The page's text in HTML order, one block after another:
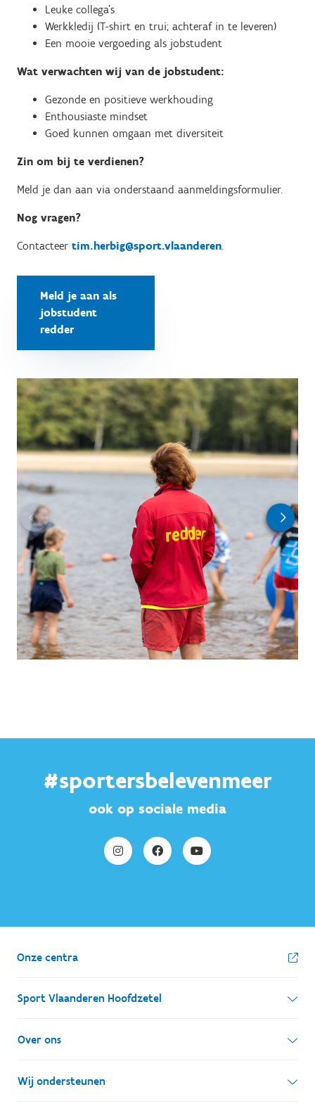
Leuke collega’s
Werkkledij (T-shirt en trui; achteraf in te leveren)
Een mooie vergoeding als jobstudent
Wat verwachten wij van de jobstudent:
Gezonde en positieve werkhouding
Enthousiaste mindset
Goed kunnen omgaan met diversiteit
Zin om bij te verdienen?
Meld je dan aan via onderstaand aanmeldingsformulier.
Nog vragen?
Contacteer tim.herbig@sport.vlaanderen.
Meld je aan als
jobstudent
redder
#sportersbelevenmeer
ook op sociale media
Onze centra
Sport Vlaanderen Hoofdzetel
Simon Bolivarlaan 17
1000 Brussel
Ondernemingsnummer: BE 0248.142.826
Over ons
Wie zijn we, wat doen we
Wij ondersteunen